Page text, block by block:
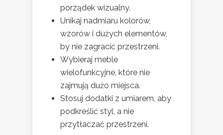
porządek wizualny.
Unikaj nadmiaru kolorów,
wzorów i dużych elementów,
by nie zagracić przestrzeni.
Wybieraj meble
wielofunkcyjne, które nie
zajmują dużo miejsca.
Stosuj dodatki z umiarem, aby
podkreślić styl, a nie
przytłaczać przestrzeni.